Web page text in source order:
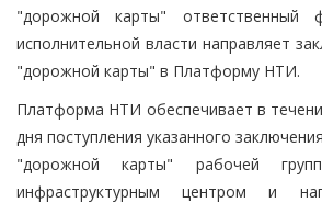
"дорожной карты" ответственный
исполнительной власти направляет
"дорожной карты" в Платформу НТИ.
Платформа НТИ обеспечивает в
дня поступления указанного
"дорожной карты" рабочей
инфраструктурным центром и